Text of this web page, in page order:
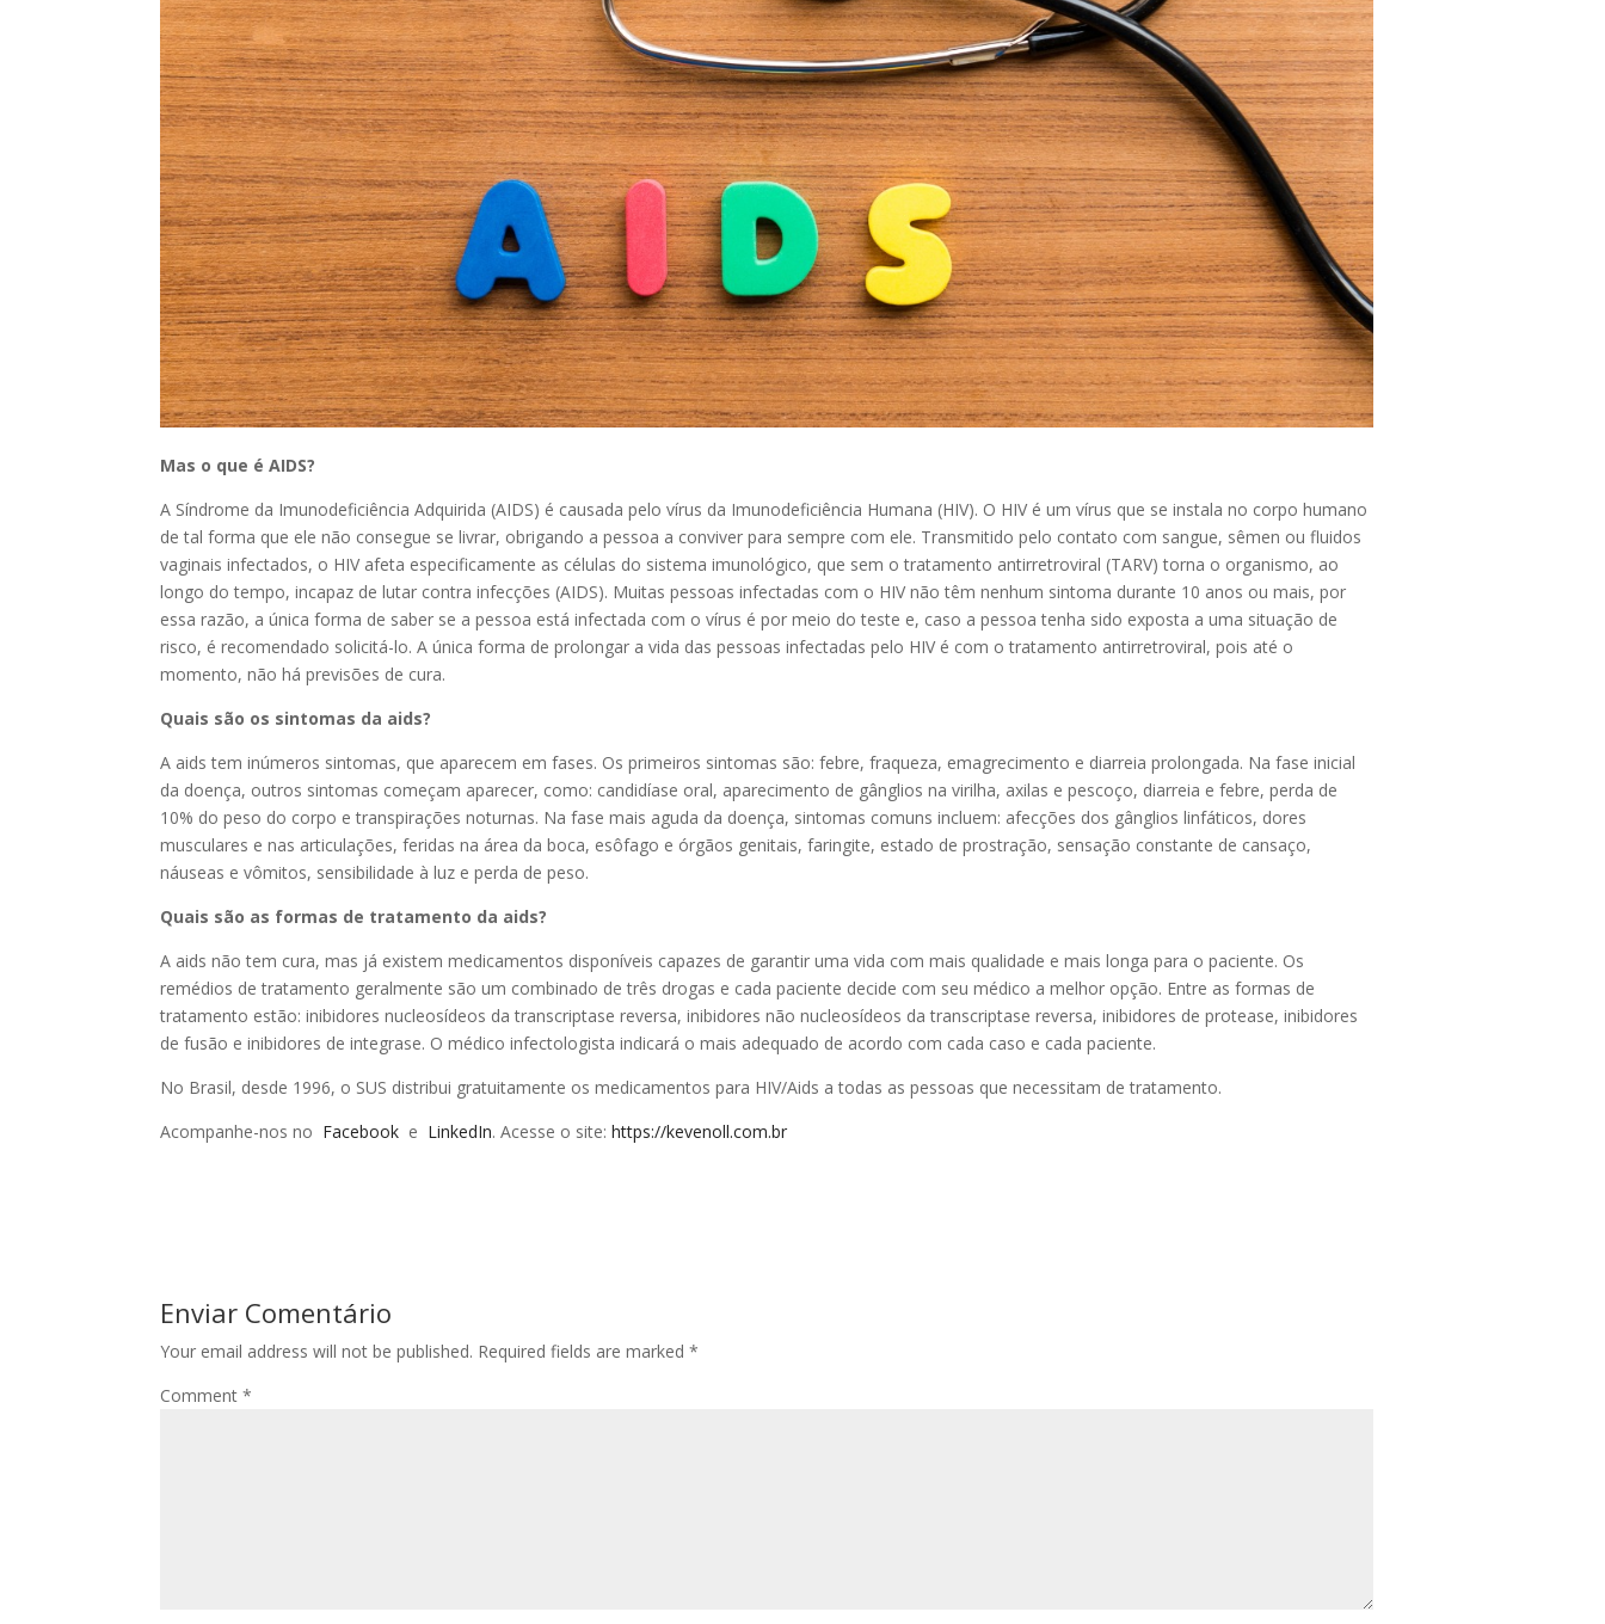
Mas o que é AIDS?
A Síndrome da Imunodeficiência Adquirida (AIDS) é causada pelo vírus da Imunodeficiência Humana (HIV). O HIV é um vírus que se instala no corpo humano
de tal forma que ele não consegue se livrar, obrigando a pessoa a conviver para sempre com ele. Transmitido pelo contato com sangue, sêmen ou fluidos
vaginais infectados, o HIV afeta especificamente as células do sistema imunológico, que sem o tratamento antirretroviral (TARV) torna o organismo, ao
longo do tempo, incapaz de lutar contra infecções (AIDS). Muitas pessoas infectadas com o HIV não têm nenhum sintoma durante 10 anos ou mais, por
essa razão, a única forma de saber se a pessoa está infectada com o vírus é por meio do teste e, caso a pessoa tenha sido exposta a uma situação de
risco, é recomendado solicitá-lo. A única forma de prolongar a vida das pessoas infectadas pelo HIV é com o tratamento antirretroviral, pois até o
momento, não há previsões de cura.
Quais são os sintomas da aids?
A aids tem inúmeros sintomas, que aparecem em fases. Os primeiros sintomas são: febre, fraqueza, emagrecimento e diarreia prolongada. Na fase inicial
da doença, outros sintomas começam aparecer, como: candidíase oral, aparecimento de gânglios na virilha, axilas e pescoço, diarreia e febre, perda de
10% do peso do corpo e transpirações noturnas. Na fase mais aguda da doença, sintomas comuns incluem: afecções dos gânglios linfáticos, dores
musculares e nas articulações, feridas na área da boca, esôfago e órgãos genitais, faringite, estado de prostração, sensação constante de cansaço,
náuseas e vômitos, sensibilidade à luz e perda de peso.
Quais são as formas de tratamento da aids?
A aids não tem cura, mas já existem medicamentos disponíveis capazes de garantir uma vida com mais qualidade e mais longa para o paciente. Os
remédios de tratamento geralmente são um combinado de três drogas e cada paciente decide com seu médico a melhor opção. Entre as formas de
tratamento estão: inibidores nucleosídeos da transcriptase reversa, inibidores não nucleosídeos da transcriptase reversa, inibidores de protease, inibidores
de fusão e inibidores de integrase. O médico infectologista indicará o mais adequado de acordo com cada caso e cada paciente.
No Brasil, desde 1996, o SUS distribui gratuitamente os medicamentos para HIV/Aids a todas as pessoas que necessitam de tratamento.
Acompanhe-nos no Facebook e LinkedIn. Acesse o site:https://kevenoll.com.br
Enviar Comentário
Your email address will not be published. Required fields are marked*
Comment*